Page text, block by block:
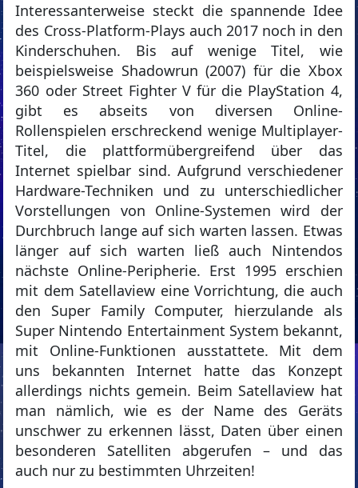
Interessanterweise steckt die spannende Idee
des Cross-Platform-Plays auch 2017 noch in den
Kinderschuhen. Bis auf wenige Titel, wie
beispielsweise Shadowrun (2007) für die Xbox
360 oder Street Fighter V für die PlayStation 4,
gibt es abseits von diversen Online-
Rollenspielen erschreckend wenige Multiplayer-
Titel, die plattformübergreifend über das
Internet spielbar sind. Aufgrund verschiedener
Hardware-Techniken und zu unterschiedlicher
Vorstellungen von Online-Systemen wird der
Durchbruch lange auf sich warten lassen. Etwas
länger auf sich warten ließ auch Nintendos
nächste Online-Peripherie. Erst 1995 erschien
mit dem Satellaview eine Vorrichtung, die auch
den Super Family Computer, hierzulande als
Super Nintendo Entertainment System bekannt,
mit Online-Funktionen ausstattete. Mit dem
uns bekannten Internet hatte das Konzept
allerdings nichts gemein. Beim Satellaview hat
man nämlich, wie es der Name des Geräts
unschwer zu erkennen lässt, Daten über einen
besonderen Satelliten abgerufen – und das
auch nur zu bestimmten Uhrzeiten!